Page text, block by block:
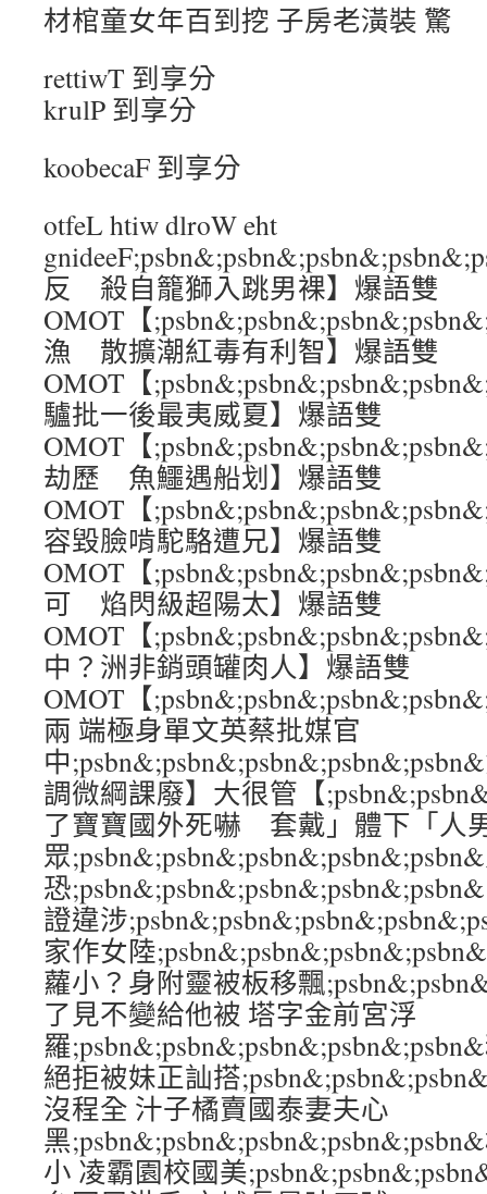
材棺童女年百到挖 子房老潢裝 驚
rettiwT 到享分
krulP 到享分
koobecaF 到享分
otfeL htiw dlroW eht
反 殺自籠獅入跳男裸】爆語雙
OMOT【
漁 散擴潮紅毒有利智】爆語雙
OMOT【
驢批一後最夷威夏】爆語雙
OMOT【
劫歷 魚鱷遇船划】爆語雙
OMOT【
容毀臉啃駝駱遭兄】爆語雙
OMOT【
可 焰閃級超陽太】爆語雙
OMOT【
中？洲非銷頭罐肉人】爆語雙
OMOT【
兩 端極身單文英蔡批媒官
中
調微綱課廢】大很管【
了寶寶國外死嚇 套戴」體下「人
眾
恐
證違涉
家作女陸
蘿小？身附靈被板移飄
了見不變給他被 塔字金前宮浮
羅
絕拒被妹正訕搭
沒程全 汁子橘賣國泰妻夫心
黑
小 凌霸園校國美